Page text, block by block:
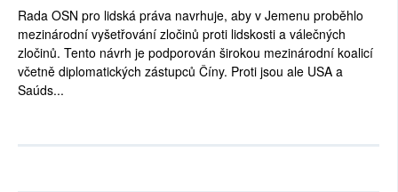
Rada OSN pro lidská práva navrhuje, aby v Jemenu proběhlo
mezinárodní vyšetřování zločinů proti lidskosti a válečných
zločinů. Tento návrh je podporován širokou mezinárodní koalicí
včetně diplomatických zástupců Číny. Proti jsou ale USA a
Saúds...